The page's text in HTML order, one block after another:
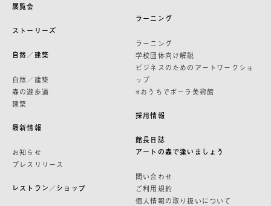
展覧会
ストーリーズ
自然／建築
自然／建築
森の遊歩道
建築
最新情報
お知らせ
プレスリリース
レストラン／ショップ
ラーニング
ラーニング
学校団体向け解説
ビジネスのためのアートワークショ
ップ
#おうちでポーラ美術館
採用情報
館長日誌
アートの森で逢いましょう
問い合わせ
ご利用規約
個人情報の取り扱いについて